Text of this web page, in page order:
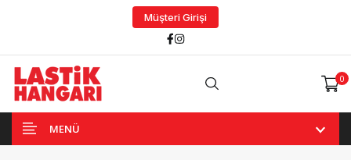
Müşteri Girişi
Facebook
Instagram
0
MENÜ